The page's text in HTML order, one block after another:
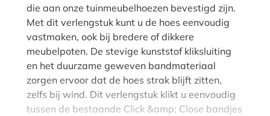
die aan onze tuinmeubelhoezen bevestigd zijn.
Met dit verlengstuk kunt u de hoes eenvoudig
vastmaken, ook bij bredere of dikkere
meubelpoten. De stevige kunststof kliksluiting
en het duurzame geweven bandmateriaal
zorgen ervoor dat de hoes strak blijft zitten,
zelfs bij wind. Dit verlengstuk klikt u eenvoudig
tussen de bestaande Click &amp; Close bandjes